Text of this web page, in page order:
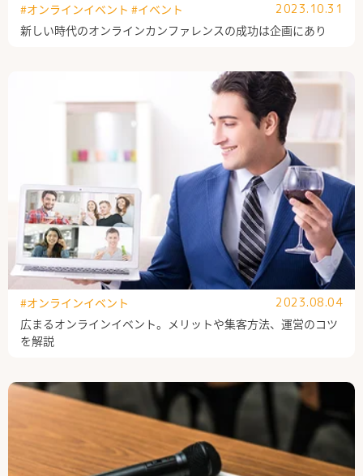
新しい時代のオンラインカンファレンスの成功は企画にあり
#オンラインイベント #イベント 2023.10.31
広まるオンラインイベント。メリットや集客方法、運営のコツ
を解説
#オンラインイベント 2023.08.04